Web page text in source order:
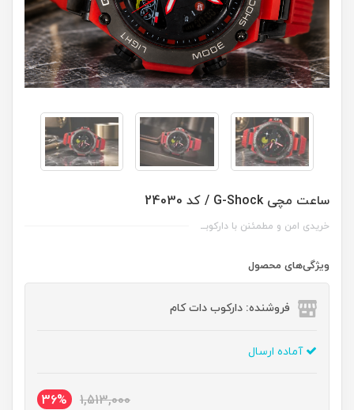
ساعت مچی G-Shock / کد 24030
خریدی امن و مطمئنن با دارکوبــ
ویژگی‌های محصول
فروشنده: دارکوب دات کام
آماده ارسال
1,513,000
36%